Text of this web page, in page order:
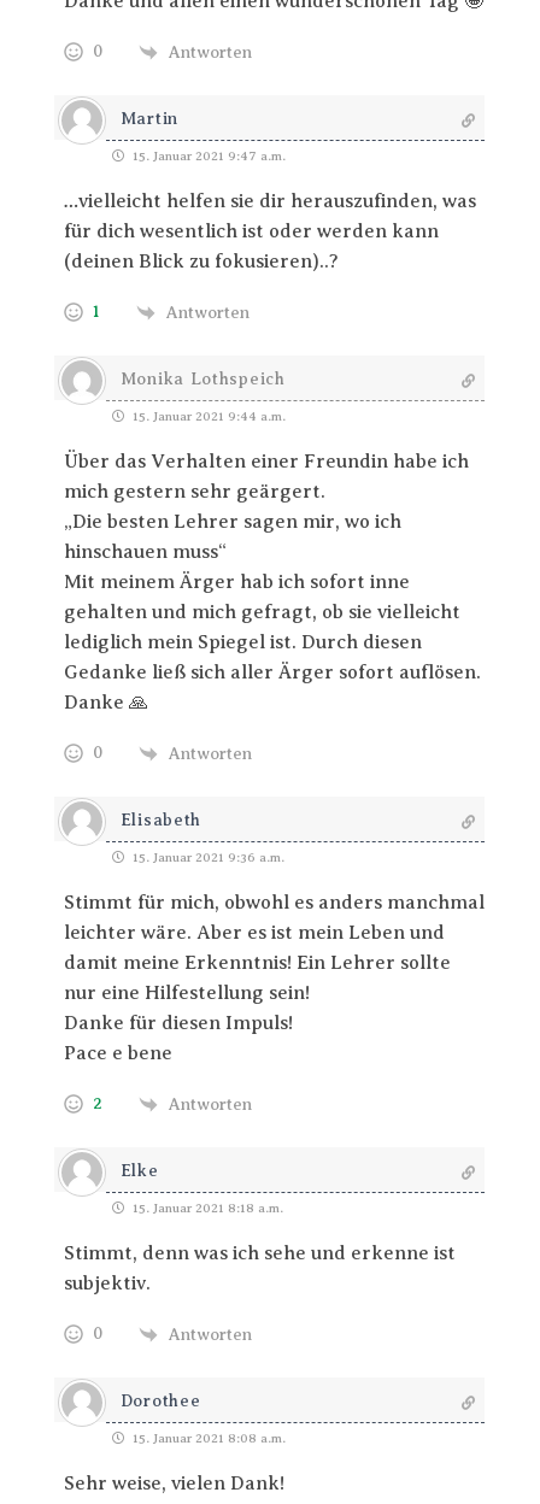
0 Antworten
Martin
15. Januar 2021 9:47 a.m.
…vielleicht helfen sie dir herauszufinden, was
für dich wesentlich ist oder werden kann
(deinen Blick zu fokusieren)..?
1 Antworten
Monika Lothspeich
15. Januar 2021 9:44 a.m.
Über das Verhalten einer Freundin habe ich
mich gestern sehr geärgert.
„Die besten Lehrer sagen mir, wo ich
hinschauen muss“
Mit meinem Ärger hab ich sofort inne
gehalten und mich gefragt, ob sie vielleicht
lediglich mein Spiegel ist. Durch diesen
Gedanke ließ sich aller Ärger sofort auflösen.
Danke 🙏
0 Antworten
Elisabeth
15. Januar 2021 9:36 a.m.
Stimmt für mich, obwohl es anders manchmal
leichter wäre. Aber es ist mein Leben und
damit meine Erkenntnis! Ein Lehrer sollte
nur eine Hilfestellung sein!
Danke für diesen Impuls!
Pace e bene
2 Antworten
Elke
15. Januar 2021 8:18 a.m.
Stimmt, denn was ich sehe und erkenne ist
subjektiv.
0 Antworten
Dorothee
15. Januar 2021 8:08 a.m.
Sehr weise, vielen Dank!